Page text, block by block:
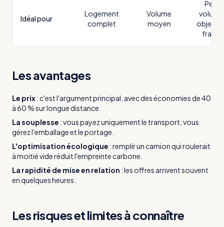
Idéal pour
Logement
complet
Volume
moyen
Petits
objets
Les avantages
Le prix:c'est l'argument principal, avec des économies de 40
à 60 % sur longue distance.
La souplesse :vous payez uniquement le transport, vous
gérez l'emballage et le portage.
L'optimisation écologique :remplir un camion qui roulerait
à moitié vide réduit l'empreinte carbone.
La rapidité de mise en relation :les offres arrivent souvent
en quelques heures.
Les risques et limites à connaître